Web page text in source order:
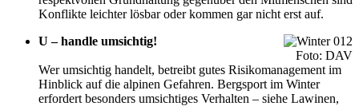
Konflikte leichter lösbar oder kommen gar nicht erst auf.
U – handle umsichtig!
Foto: DAV
Wer umsichtig handelt, betreibt gutes Risikomanagement im
Hinblick auf die alpinen Gefahren. Bergsport im Winter
erfordert besonders umsichtiges Verhalten – siehe Lawinen,